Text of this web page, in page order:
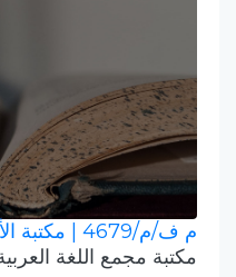
م ف/م/4679 | مكتبة
مكتبة مجمع اللغة